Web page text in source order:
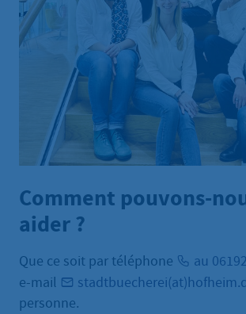
Comment pouvons-
aider ?
Que ce soit par téléphone au
e-mail
personne.